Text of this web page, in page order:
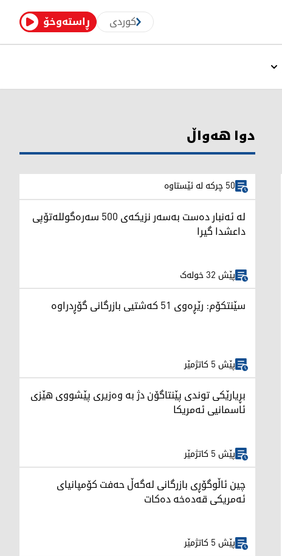
ڕاستەوخۆ کوردی
دوا هەواڵ
50 چرکە لە ئێستاوە
لە ئەنبار دەست بەسەر نزیکەی 500 سەرەگوللەتۆپی
داعشدا گیرا
پێش 32 خولەک
سێنتکۆم: رێڕەوی 51 کەشتیی بازرگانی گۆڕدراوە
پێش 5 کاتژمێر
بڕیارێکی توندی پێنتاگۆن دژ بە وەزیری پێشووی هێزی
ئاسمانیی ئەمریکا
پێش 5 کاتژمێر
چین ئاڵوگۆڕی بازرگانی لەگەڵ حەفت کۆمپانیای
ئەمریکی قەدەخە دەکات
پێش 5 کاتژمێر